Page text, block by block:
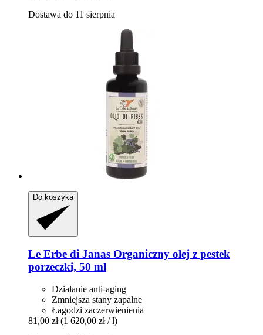
Dostawa do 11 sierpnia
Do koszyka
Le Erbe di Janas Organiczny olej z pestek
porzeczki, 50 ml
Działanie anti-aging
Zmniejsza stany zapalne
Łagodzi zaczerwienienia
81,00 zł (1 620,00 zł / l)